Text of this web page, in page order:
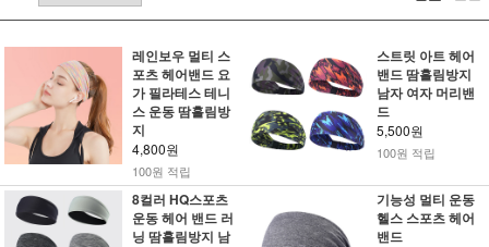
레인보우 멀티 스
포츠 헤어밴드 요
가 필라테스 테니
스 운동 땀흘림방
지
4,800원
100원 적립
스트릿 아트 헤어
밴드 땀흘림방지
남자 여자 머리밴
드
5,500원
100원 적립
8컬러 HQ스포츠
운동 헤어 밴드 러
닝 땀흘림방지 남
기능성 멀티 운동
헬스 스포츠 헤어
밴드